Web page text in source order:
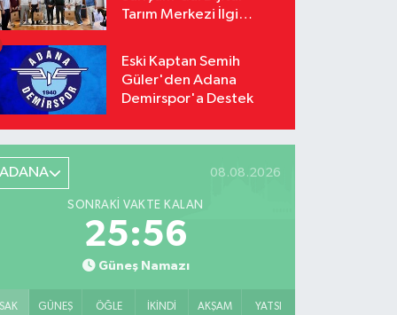
Tarım Merkezi İlgi
Eski Kaptan Semih
Güler'den Adana
Demirspor'a Destek
ADANA 08.08.2026
SONRAKI VAKTE KALAN
25:55
Güneş Namazı
GÜNEŞ ÖĞLE İKINDI AKŞAM YATSI